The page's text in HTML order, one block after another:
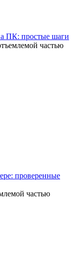
ПК: простые шаги
частью
проверенные
частью